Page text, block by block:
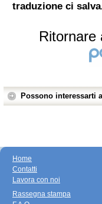
traduzione ci
Ritornare
Possono interessarti
Home
Contatti
Lavora con noi
Rassegna stampa